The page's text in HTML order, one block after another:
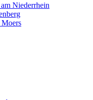
Niederrhein
Moers